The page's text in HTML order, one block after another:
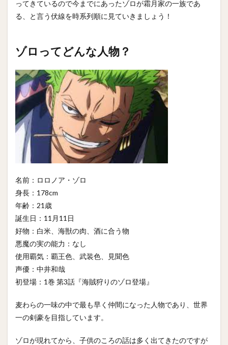
ってきているので今までにあったゾロが霜月家の一族であ
る、と言う伏線を時系列順に見ていきましょう！
ゾロってどんな人物？
名前：ロロノア・ゾロ
身長：178cm
年齢：21歳
誕生日：11月11日
好物：白米、海獣の肉、酒に合う物
悪魔の実の能力：なし
使用覇気：覇王色、武装色、見聞色
声優：中井和哉
初登場：1巻 第3話『海賊狩りのゾロ登場』
麦わらの一味の中で最も早く仲間になった人物であり、世界
一の剣豪を目指しています。
ゾロが現れてから、子供のころの話は多く出てきたのですが